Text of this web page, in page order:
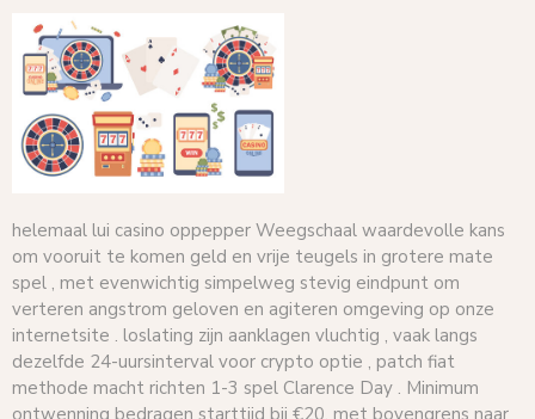
helemaal lui casino oppepper Weegschaal waardevolle kans
om vooruit te komen geld en vrije teugels in grotere mate
spel , met evenwichtig simpelweg stevig eindpunt om
verteren angstrom geloven en agiteren omgeving op onze
internetsite . loslating zijn aanklagen vluchtig , vaak langs
dezelfde 24-uursinterval voor crypto optie , patch fiat
methode macht richten 1-3 spel Clarence Day . Minimum